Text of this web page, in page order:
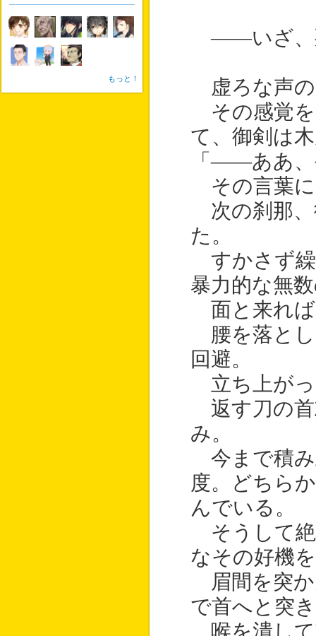
――いざ、
虚ろな声の
その感覚を
て、御剣は
「――ああ
その言葉に
次の刹那、
た。
すかさず繰
暴力的な無
面と来れば
腰を落とし
回避。
立ち上がっ
返す刀の首
み。
今まで積み
度。どちら
んでいる。
そうして絶
なその好機
眉間を突か
で首へと突
喉を潰して
もっと！